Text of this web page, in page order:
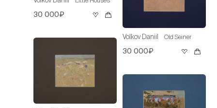
30 000₽
Volkov Daniil Old Seiner
30 000₽